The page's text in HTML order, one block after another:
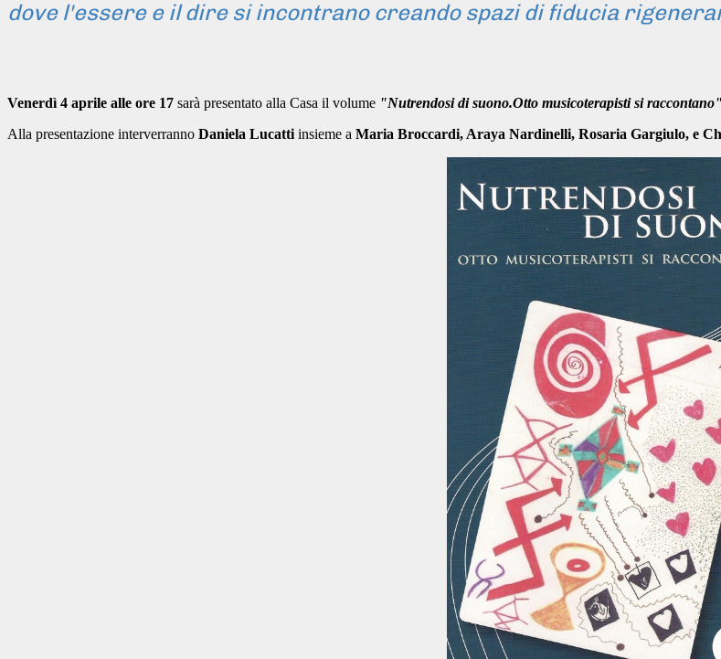
dove l'essere e il dire si incontrano creando spazi di fiducia
Venerdì 4 aprile alle ore 17 sarà presentato alla Casa il volume "Nutrendosi di suono.Otto musicoterapisti si raccontano"
Alla presentazione interverranno Daniela Lucattiinsieme a Maria Broccardi, Araya Nardinelli, Rosaria Gargiulo, e